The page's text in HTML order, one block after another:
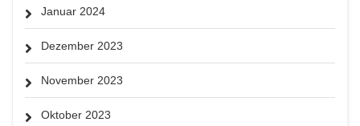
Januar 2024
Dezember 2023
November 2023
Oktober 2023